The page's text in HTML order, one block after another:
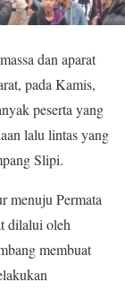
dan aparat
pada Kamis,
peserta yang
lalu lintas yang
Slipi.
menuju Permata
dilalui oleh
membuat